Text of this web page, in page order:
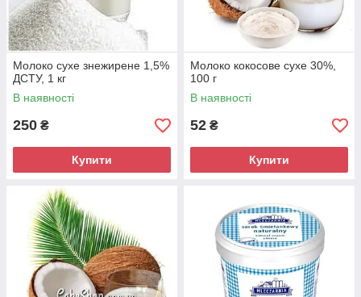
Молоко сухе знежирене 1,5%
ДСТУ, 1 кг
В наявності
250 ₴
Купити
Молоко кокосове сухе 30%,
100 г
В наявності
52 ₴
Купити